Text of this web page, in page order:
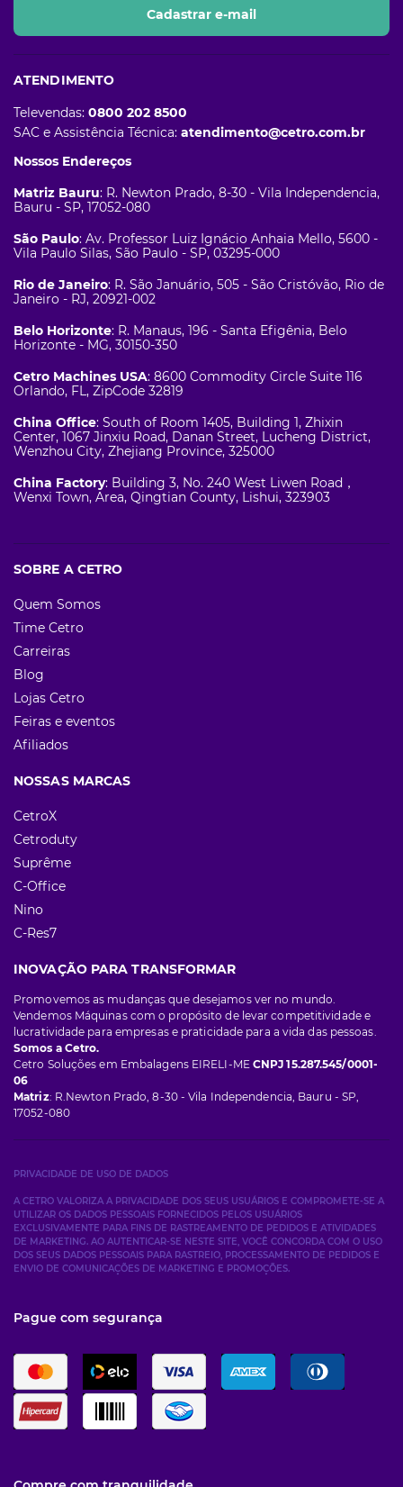
Cadastrar e-mail
ATENDIMENTO
Televendas: 0800 202 8500
SAC e Assistência Técnica: atendimento@cetro.com.br
Nossos Endereços
Matriz Bauru: R. Newton Prado, 8-30 - Vila Independencia,
Bauru - SP, 17052-080
São Paulo: Av. Professor Luiz Ignácio Anhaia Mello, 5600 -
Vila Paulo Silas, São Paulo - SP, 03295-000
Rio de Janeiro: R. São Januário, 505 - São Cristóvão, Rio de
Janeiro - RJ, 20921-002
Belo Horizonte: R. Manaus, 196 - Santa Efigênia, Belo
Horizonte - MG, 30150-350
Cetro Machines USA: 8600 Commodity Circle Suite 116
Orlando, FL, ZipCode 32819
China Office: South of Room 1405, Building 1, Zhixin
Center, 1067 Jinxiu Road, Danan Street, Lucheng District,
Wenzhou City, Zhejiang Province, 325000
China Factory: Building 3, No. 240 West Liwen Road，
Wenxi Town, Area, Qingtian County, Lishui, 323903
SOBRE A CETRO
Quem Somos
Time Cetro
Carreiras
Blog
Lojas Cetro
Feiras e eventos
Afiliados
NOSSAS MARCAS
CetroX
Cetroduty
Suprême
C-Office
Nino
C-Res7
INOVAÇÃO PARA TRANSFORMAR
Promovemos as mudanças que desejamos ver no mundo.
Vendemos Máquinas com o propósito de levar competitividade e
lucratividade para empresas e praticidade para a vida das pessoas.
Somos a Cetro.
Cetro Soluções em Embalagens EIRELI-ME CNPJ 15.287.545/0001-
06
Matriz: R.Newton Prado, 8-30 - Vila Independencia, Bauru - SP,
17052-080
PRIVACIDADE DE USO DE DADOS
A CETRO VALORIZA A PRIVACIDADE DOS SEUS USUÁRIOS E COMPROMETE-SE A
UTILIZAR OS DADOS PESSOAIS FORNECIDOS PELOS USUÁRIOS
EXCLUSIVAMENTE PARA FINS DE RASTREAMENTO DE PEDIDOS E ATIVIDADES
DE MARKETING. AO AUTENTICAR-SE NESTE SITE, VOCÊ CONCORDA COM O USO
DOS SEUS DADOS PESSOAIS PARA RASTREIO, PROCESSAMENTO DE PEDIDOS E
ENVIO DE COMUNICAÇÕES DE MARKETING E PROMOÇÕES.
Pague com segurança